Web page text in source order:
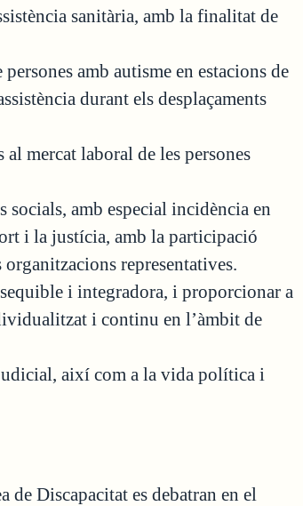
sanitària, amb la finalitat de
amb autisme en estacions de
durant els desplaçaments
mercat laboral de les persones
socials, amb especial incidència en
i la justícia, amb la participació
organitzacions representatives.
i integradora, i proporcionar a
i continu en l’àmbit de
així com a la vida política i
Discapacitat es debatran en el